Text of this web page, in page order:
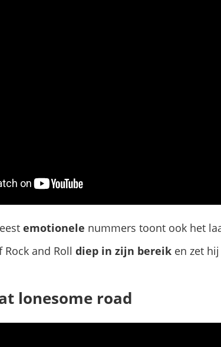
emotionele nummers toont ook het
and Roll diep in zijn bereik en zet
lonesome road